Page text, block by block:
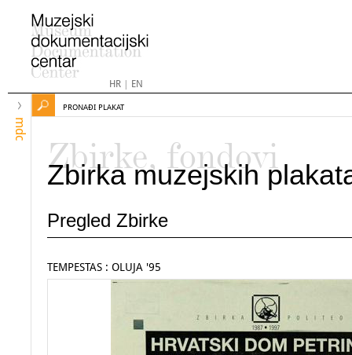
HR| EN
mdc
PRONAĐI PLAKAT
Zbirke, fondovi
Zbirka muzejskih
Pregled Zbirke
TEMPESTAS : OLUJA '95